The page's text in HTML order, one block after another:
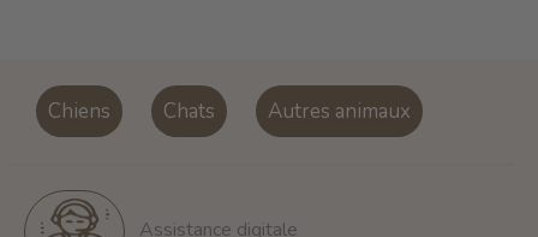
Chiens Chats Autres animaux
Assistance digitale